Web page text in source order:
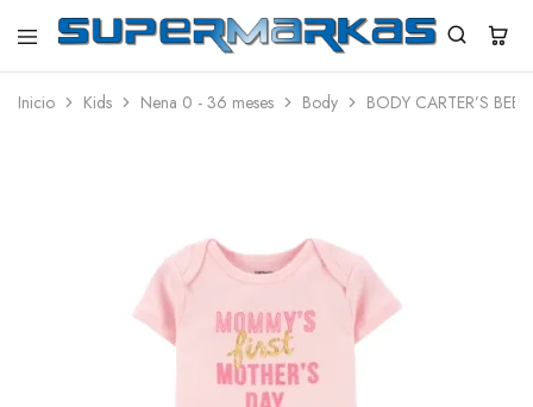
SuperMarkas
Ropa
con
Inicio Kids Nena 0 - 36 meses Body BODY CARTER’S